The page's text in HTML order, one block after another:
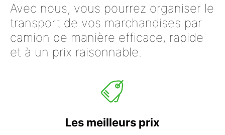
Avec nous, vous pourrez organiser le
transport de vos marchandises par
camion de manière efficace, rapide
et à un prix raisonnable.
Les meilleurs prix